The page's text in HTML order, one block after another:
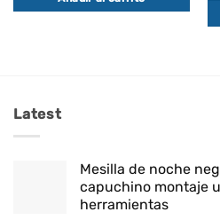
Latest
Mesilla de noche
capuchino montaje
herramientas